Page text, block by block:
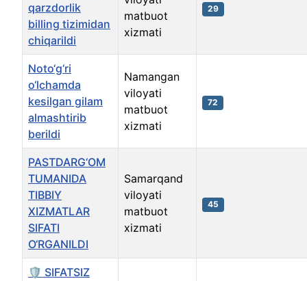
qarzdorlik
billing tizimidan
chiqarildi
matbuot
xizmati
29
Noto‘g‘ri
o‘lchamda
kesilgan gilam
almashtirib
berildi
Namangan
viloyati
matbuot
xizmati
72
PASTDARG‘OM
TUMANIDA
TIBBIY
XIZMATLAR
SIFATI
O‘RGANILDI
Samarqand
viloyati
matbuot
xizmati
45
🛡️ SIFATSIZ